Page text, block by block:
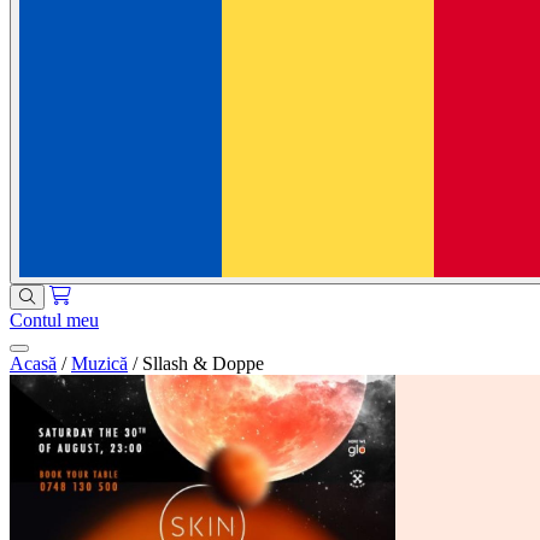
Contul meu
Acasă / Muzică / Sllash & Doppe